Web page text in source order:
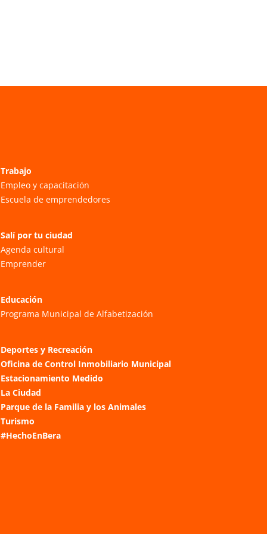
Trabajo
Empleo y capacitación
Escuela de emprendedores
Salí por tu ciudad
Agenda cultural
Emprender
Educación
Programa Municipal de Alfabetización
Deportes y Recreación
Oficina de Control Inmobiliario Municipal
Estacionamiento Medido
La Ciudad
Parque de la Familia y los Animales
Turismo
#HechoEnBera